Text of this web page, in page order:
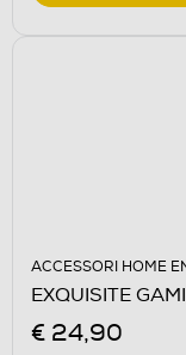
ACCESSORI HOME
EXQUISITE
€ 24,90